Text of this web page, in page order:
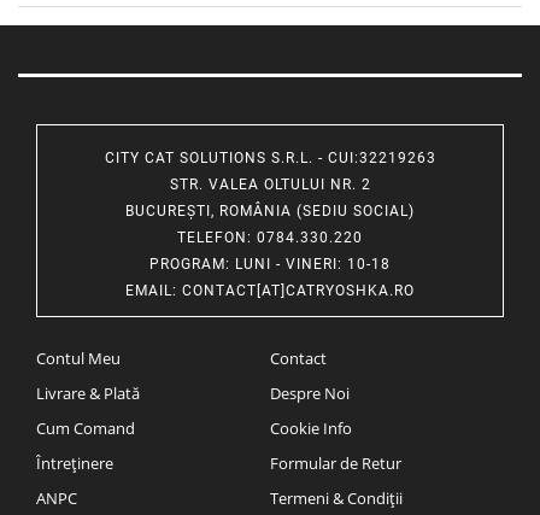
CITY CAT SOLUTIONS S.R.L. - CUI:32219263
STR. VALEA OLTULUI NR. 2
BUCUREȘTI, ROMÂNIA (SEDIU SOCIAL)
TELEFON : 0784.330.220
PROGRAM: LUNI - VINERI: 10-18
EMAIL: CONTACT[AT]CATRYOSHKA.RO
Contul Meu
Livrare & Plată
Cum Comand
Întreținere
ANPC
Contact
Despre Noi
Cookie Info
Formular de Retur
Termeni & Condiții